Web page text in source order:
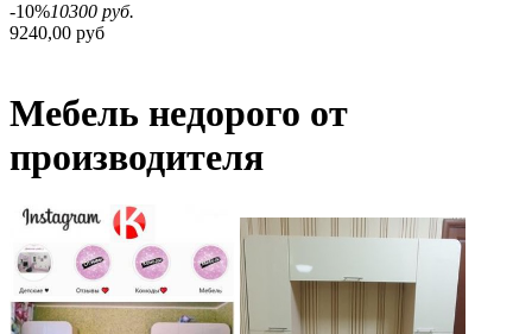
-10%10300 руб.
9240,00 руб
Мебель недорого от
производителя